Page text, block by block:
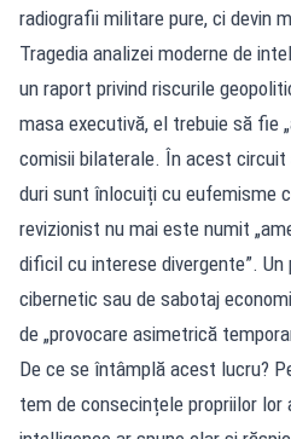
radiografii militare pure, ci devin
Tragedia analizei moderne de
un raport privind riscurile
masa executivă, el trebuie să fie
comisii bilaterale. În acest
duri sunt înlocuiți cu eufemisme
revizionist nu mai este numit
dificil cu interese divergente”.
cibernetic sau de sabotaj
de „provocare asimetrică
De ce se întâmplă acest lucru?
tem de consecințele propriilor lor